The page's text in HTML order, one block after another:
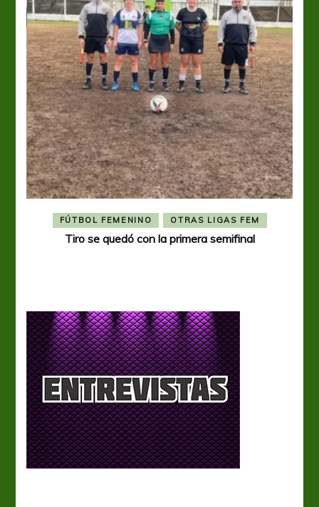
FÚTBOL FEMENINO OTRAS LIGAS FEM
Tiro se quedó con la primera semifinal